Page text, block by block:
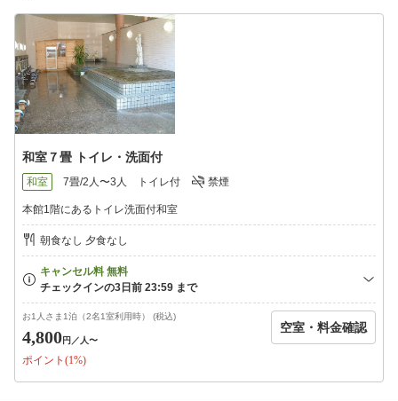
和室７畳 トイレ・洗面付
和室 7畳/2人〜3人 トイレ付 禁煙
本館1階にあるトイレ洗面付和室
朝食なし 夕食なし
お1人さま1泊（2名1室利用時） (税込)
4,800円 ／人〜
ポイント(1%)
空室・料金確認